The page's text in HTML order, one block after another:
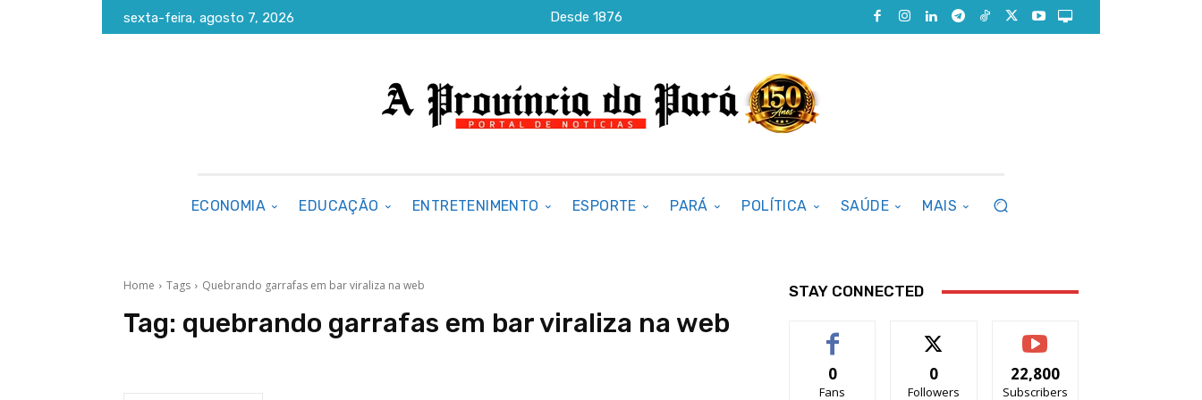
sexta-feira, agosto 7, 2026 Desde 1876
ECONOMIA EDUCAÇÃO ENTRETENIMENTO ESPORTE PARÁ POLÍTICA SAÚDE MAIS
Home Tags Quebrando garrafas em bar viraliza na web
Tag: quebrando garrafas em bar viraliza na web
STAY CONNECTED
0
Fans
0
Followers
22,800
Subscribers